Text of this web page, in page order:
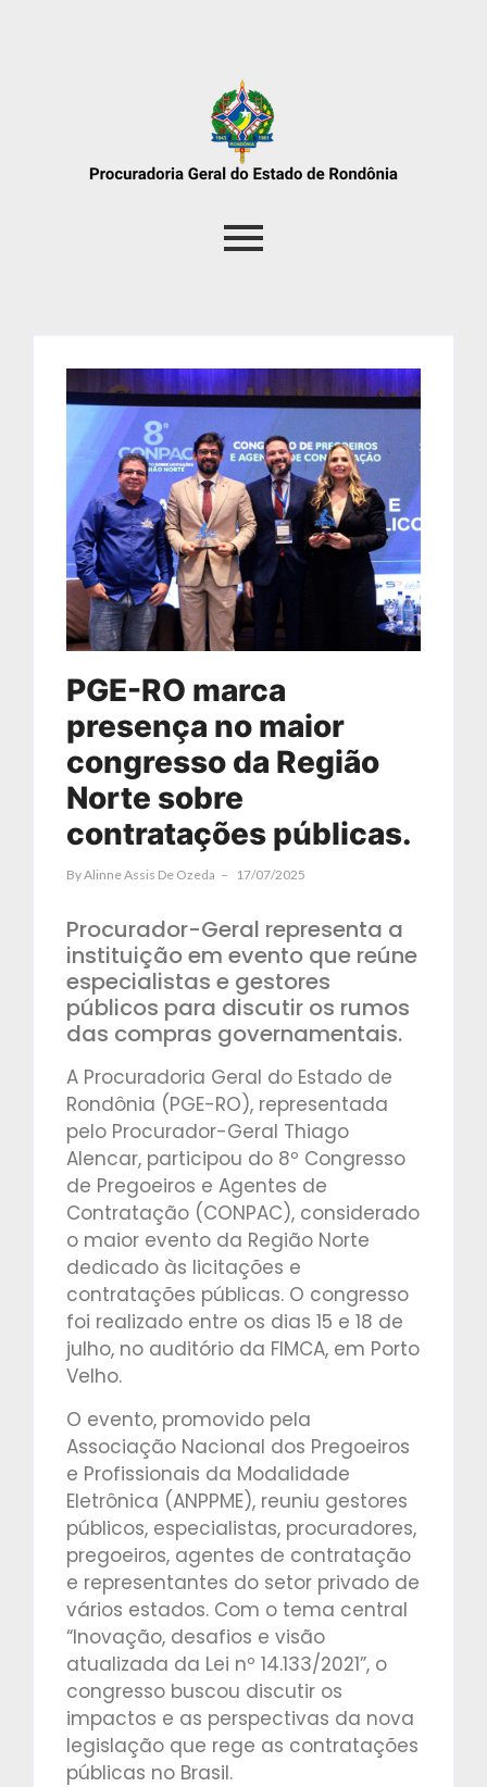
PGE-RO marca
presença no maior
congresso da Região
Norte sobre
contratações públicas.
ByAlinne Assis De Ozeda 17/07/2025
Procurador-Geral representa a
instituição em evento que reúne
especialistas e gestores
públicos para discutir os rumos
das compras governamentais.
A Procuradoria Geral do Estado de
Rondônia (PGE-RO), representada
pelo Procurador-Geral Thiago
Alencar, participou do 8º Congresso
de Pregoeiros e Agentes de
Contratação (CONPAC), considerado
o maior evento da Região Norte
dedicado às licitações e
contratações públicas. O congresso
foi realizado entre os dias 15 e 18 de
julho, no auditório da FIMCA, em Porto
Velho.
O evento, promovido pela
Associação Nacional dos Pregoeiros
e Profissionais da Modalidade
Eletrônica (ANPPME), reuniu gestores
públicos, especialistas, procuradores,
pregoeiros, agentes de contratação
e representantes do setor privado de
vários estados. Com o tema central
“Inovação, desafios e visão
atualizada da Lei nº 14.133/2021”, o
congresso buscou discutir os
impactos e as perspectivas da nova
legislação que rege as contratações
públicas no Brasil.